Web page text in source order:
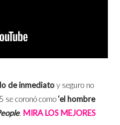
de inmediatoy seguro no
se coronó como‘el hombre
. MIRA LOS MEJORES